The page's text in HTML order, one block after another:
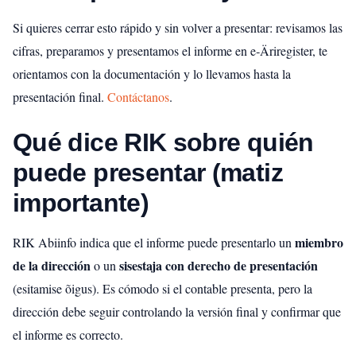
Si quieres cerrar esto rápido y sin volver a presentar: revisamos las
cifras, preparamos y presentamos el informe en e‑Äriregister, te
orientamos con la documentación y lo llevamos hasta la
presentación final. Contáctanos.
Qué dice RIK sobre quién
puede presentar (matiz
importante)
RIK Abiinfo indica que el informe puede presentarlo unmiembro
de la direccióno unsisestaja con derecho de presentación
(esitamise õigus). Es cómodo si el contable presenta, pero la
dirección debe seguir controlando la versión final y confirmar que
el informe es correcto.